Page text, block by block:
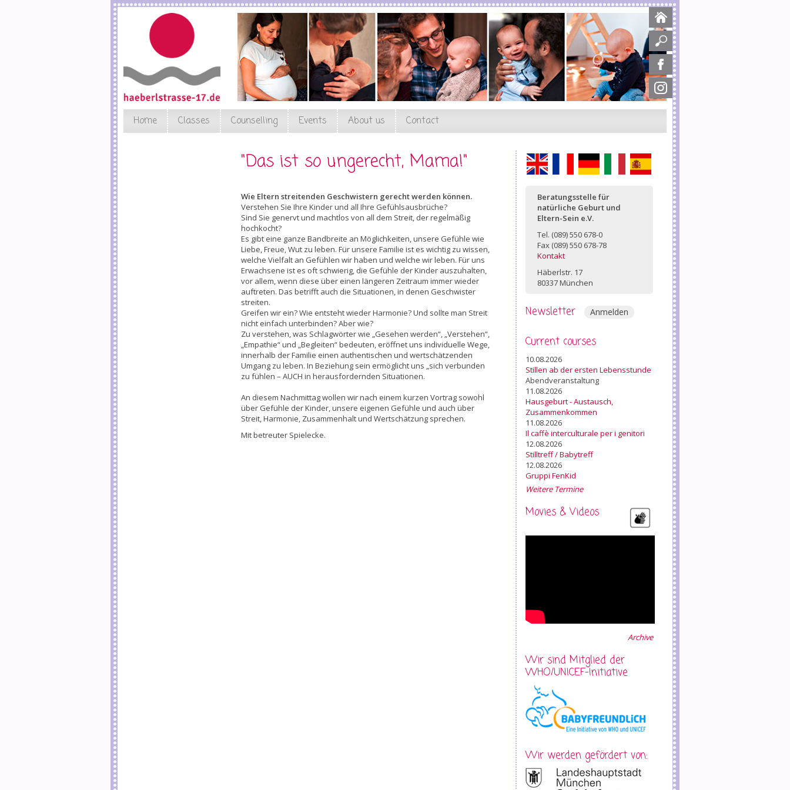
Home Classes Counselling Events About us Contact
"Das ist so ungerecht, Mama!"
Wie Eltern streitenden Geschwistern gerecht werden können.
Verstehen Sie Ihre Kinder und all Ihre Gefühlsausbrüche?
Sind Sie genervt und machtlos von all dem Streit, der regelmäßig
hochkocht?
Es gibt eine ganze Bandbreite an Möglichkeiten, unsere Gefühle wie
Liebe, Freue, Wut zu leben. Für unsere Familie ist es wichtig zu wissen,
welche Vielfalt an Gefühlen wir haben und welche wir leben. Für uns
Erwachsene ist es oft schwierig, die Gefühle der Kinder auszuhalten,
vor allem, wenn diese über einen längeren Zeitraum immer wieder
auftreten. Das betrifft auch die Situationen, in denen Geschwister
streiten.
Greifen wir ein? Wie entsteht wieder Harmonie? Und sollte man Streit
nicht einfach unterbinden? Aber wie?
Zu verstehen, was Schlagwörter wie „Gesehen werden“, „Verstehen“,
„Empathie“ und „Begleiten“ bedeuten, eröffnet uns individuelle Wege,
innerhalb der Familie einen authentischen und wertschätzenden
Umgang zu leben. In Beziehung sein ermöglicht uns „sich verbunden
zu fühlen – AUCH in herausfordernden Situationen.
An diesem Nachmittag wollen wir nach einem kurzen Vortrag sowohl
über Gefühle der Kinder, unsere eigenen Gefühle und auch über
Streit, Harmonie, Zusammenhalt und Wertschätzung sprechen.
Mit betreuter Spielecke.
English FrançaisDeutsch ItalianoEspañol
Beratungsstelle für
natürliche Geburt und
Eltern-Sein e.V.
Tel. (089) 550 678-0
Fax (089) 550 678-78
Kontakt
Häberlstr. 17
80337 München
Newsletter Anmelden
Current courses
10.08.2026
Stillen ab der ersten Lebensstunde
Abendveranstaltung
11.08.2026
Hausgeburt - Austausch,
Zusammenkommen
11.08.2026
Il caffè interculturale per i genitori
12.08.2026
Stilltreff / Babytreff
12.08.2026
Gruppi FenKid
Weitere Termine
Movies & Videos
Archive
Wir sind Mitglied der
WHO/UNICEF-Initiative
Wir werden gefördert von: